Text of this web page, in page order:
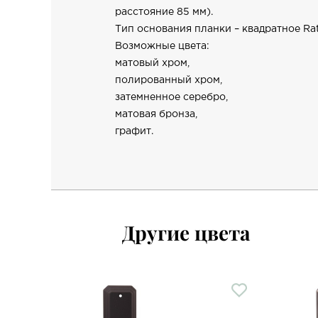
расстояние 85 мм).
Тип основания планки – квадратное
Возможные цвета:
матовый хром,
полированный хром,
затемненное серебро,
матовая бронза,
графит.
Другие цвета